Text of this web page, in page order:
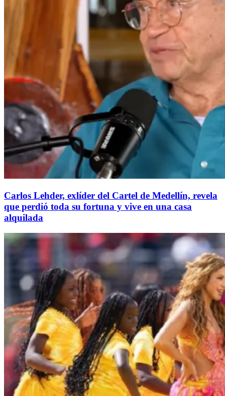
Carlos Lehder, exlíder del Cartel de Medellín, revela
que perdió toda su fortuna y vive en una casa
alquilada